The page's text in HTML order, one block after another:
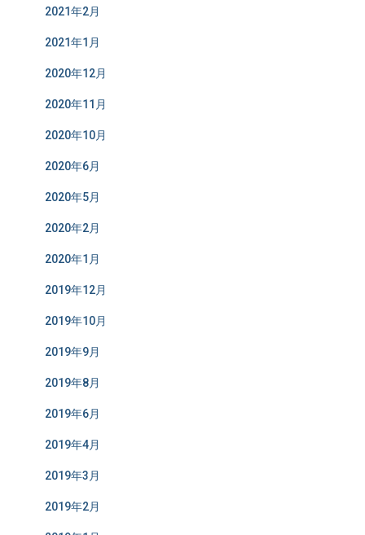
2021年2月
2021年1月
2020年12月
2020年11月
2020年10月
2020年6月
2020年5月
2020年2月
2020年1月
2019年12月
2019年10月
2019年9月
2019年8月
2019年6月
2019年4月
2019年3月
2019年2月